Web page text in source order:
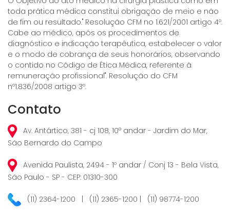
toda prática médica constitui obrigação de meio e não
de fim ou resultado." Resolução CFM no 1.621/2001 artigo 4º.
Cabe ao médico, após os procedimentos de
diagnóstico e indicação terapêutica, estabelecer o valor
e o modo de cobrança de seus honorários, observando
o contido no Código de Ética Médica, referente à
remuneração profissional". Resolução do CFM
nº1.836/2008 artigo 3º.
Contato
Av. Antártico, 381 - cj 108, 10° andar - Jardim do Mar,
São Bernardo do Campo
Avenida Paulista, 2494 - 1º andar / Conj 13 - Bela Vista,
São Paulo - SP - CEP: 01310-300
(11) 2364-1200 | (11) 2365-1200 | (11) 98774-1200